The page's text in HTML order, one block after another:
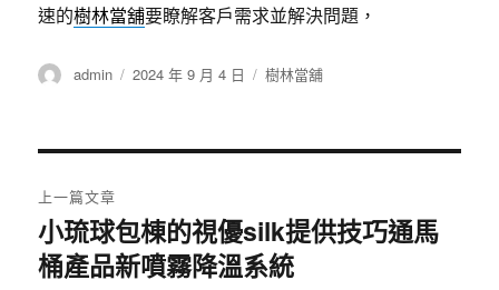
速的樹林當舖要瞭解客戶需求並解決問題，
作
admin
發
2024 年 9 月 4 日
分
樹林當舖
章
導
上一篇文章
上
一
小琉球包棟的視優silk提供技巧通馬
桶產品新噴霧降溫系統